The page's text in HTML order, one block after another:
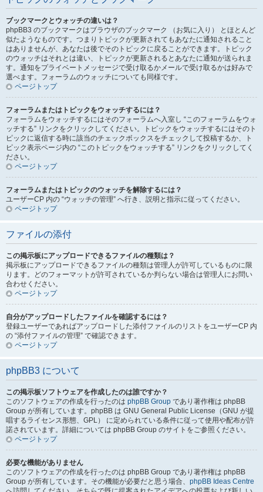
ブックマークとウォッチの違いは？
phpBB3 のブックマークはブラウザのブックマーク （お気に入り） とほとんど
似たようなものです。つまりトピックが更新されてもあなたに通知されること
はありませんが、あなたは後でそのトピックに戻ることができます。トピック
のウォッチはそれとは違い、トピックが更新されるとあなたに通知が送られま
す。通知をプライベートメッセージで受け取るかメールで受け取るかは好みで
選べます。フォーラムのウォッチについても同様です。
ページトップ
フォーラムまたはトピックをウォッチするには？
フォーラムをウォッチするにはそのフォーラムへ入室し “このフォーラムをウォ
ッチする” リンクをクリックしてください。トピックをウォッチするにはそのト
ピックに返信する時に該当のチェックボックスをチェックして投稿するか、ト
ピック表示ページ内の “このトピックをウォッチする” リンクをクリックしてく
ださい。
ページトップ
フォーラムまたはトピックのウォッチを解除するには？
ユーザーCP 内の “ウォッチの管理” へ行き、説明と指示に従ってください。
ページトップ
ファイルの添付
この掲示板にアップロードできるファイルの種類は？
掲示板にアップロードできるファイルの種類は管理人が許可しているものに限
ります。どのフォーマットが許可されているか判らない場合は管理人にお問い
合わせください。
ページトップ
自分がアップロードしたファイルを確認するには？
登録ユーザーであればアップロードした添付ファイルのリストをユーザーCP 内
の “添付ファイルの管理” で確認できます。
ページトップ
phpBB3 について
この掲示板ソフトウェアを作成したのは誰ですか？
このソフトウェアの作成を行ったのは phpBB Group であり著作権は phpBB
Group が所有しています。phpBB は GNU General Public License（GNU が提
唱するライセンス形態、GPL） に定められている条件に従って使用や配布が許
諾されています。詳細については phpBB Group のサイトをご参照ください。
ページトップ
必要な機能がありません
このソフトウェアの作成を行ったのは phpBB Group であり著作権は phpBB
Group が所有しています。その機能が必要だと思う場合、 phpBB Ideas Centre